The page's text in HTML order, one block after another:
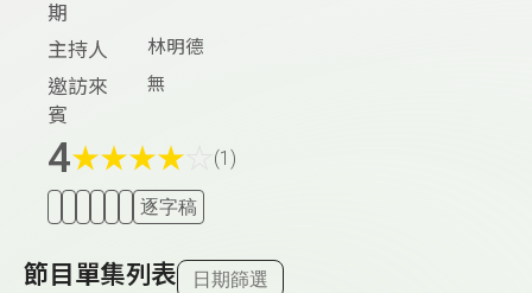
期
主持人 林明德
邀訪來
賓
無
4★★★★ (1)
逐字稿
節目單集列表 日期篩選